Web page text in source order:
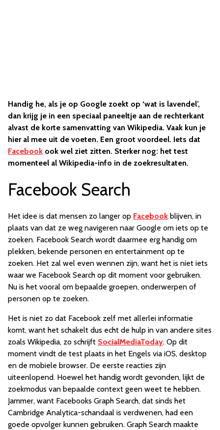
Handig he, als je op Google zoekt op ‘wat is lavendel’,
dan krijg je in een speciaal paneeltje aan de rechterkant
alvast de korte samenvatting van Wikipedia. Vaak kun je
hier al mee uit de voeten. Een groot voordeel. Iets dat
Facebook ook wel ziet zitten. Sterker nog: het test
momenteel al Wikipedia-info in de zoekresultaten.
Facebook Search
Het idee is dat mensen zo langer op Facebook blijven, in
plaats van dat ze weg navigeren naar Google om iets op te
zoeken. Facebook Search wordt daarmee erg handig om
plekken, bekende personen en entertainment op te
zoeken. Het zal wel even wennen zijn, want het is niet iets
waar we Facebook Search op dit moment voor gebruiken.
Nu is het vooral om bepaalde groepen, onderwerpen of
personen op te zoeken.
Het is niet zo dat Facebook zelf met allerlei informatie
komt, want het schakelt dus echt de hulp in van andere sites
zoals Wikipedia, zo schrijft SocialMediaToday. Op dit
moment vindt de test plaats in het Engels via iOS, desktop
en de mobiele browser. De eerste reacties zijn
uiteenlopend. Hoewel het handig wordt gevonden, lijkt de
zoekmodus van bepaalde context geen weet te hebben.
Jammer, want Facebooks Graph Search, dat sinds het
Cambridge Analytica-schandaal is verdwenen, had een
goede opvolger kunnen gebruiken. Graph Search maakte